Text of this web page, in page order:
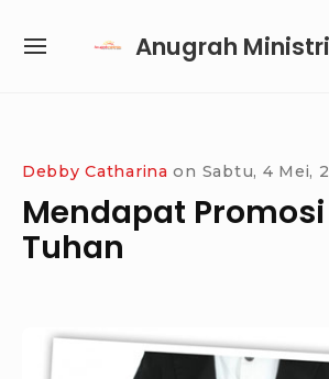
Anugrah
SITE
Debby Catharina on Sabtu, 4 Mei,
Mendapat
Tuhan